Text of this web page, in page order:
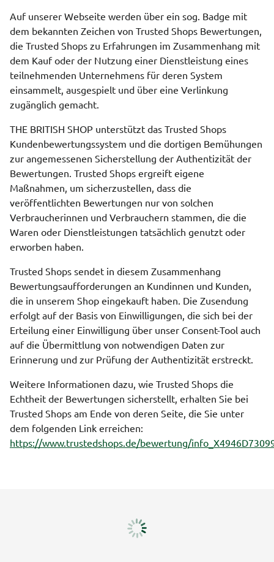
Auf unserer Webseite werden über ein sog. Badge mit
dem bekannten Zeichen von Trusted Shops Bewertungen,
die Trusted Shops zu Erfahrungen im Zusammenhang mit
dem Kauf oder der Nutzung einer Dienstleistung eines
teilnehmenden Unternehmens für deren System
einsammelt, ausgespielt und über eine Verlinkung
zugänglich gemacht.
THE BRITISH SHOP unterstützt das Trusted Shops
Kundenbewertungssystem und die dortigen Bemühungen
zur angemessenen Sicherstellung der Authentizität der
Bewertungen. Trusted Shops ergreift eigene
Maßnahmen, um sicherzustellen, dass die
veröffentlichten Bewertungen nur von solchen
Verbraucherinnen und Verbrauchern stammen, die die
Waren oder Dienstleistungen tatsächlich genutzt oder
erworben haben.
Trusted Shops sendet in diesem Zusammenhang
Bewertungsaufforderungen an Kundinnen und Kunden,
die in unserem Shop eingekauft haben. Die Zusendung
erfolgt auf der Basis von Einwilligungen, die sich bei der
Erteilung einer Einwilligung über unser Consent-Tool auch
auf die Übermittlung von notwendigen Daten zur
Erinnerung und zur Prüfung der Authentizität erstreckt.
Weitere Informationen dazu, wie Trusted Shops die
Echtheit der Bewertungen sicherstellt, erhalten Sie bei
Trusted Shops am Ende von deren Seite, die Sie unter
dem folgenden Link erreichen:
https://www.trustedshops.de/bewertung/